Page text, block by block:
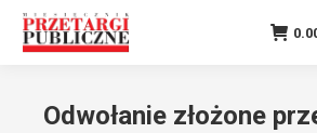
Odwołanie złożone